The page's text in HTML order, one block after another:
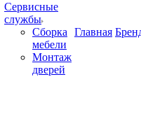
Сервисные
службы
Сборка
мебели
Монтаж
дверей
Главная